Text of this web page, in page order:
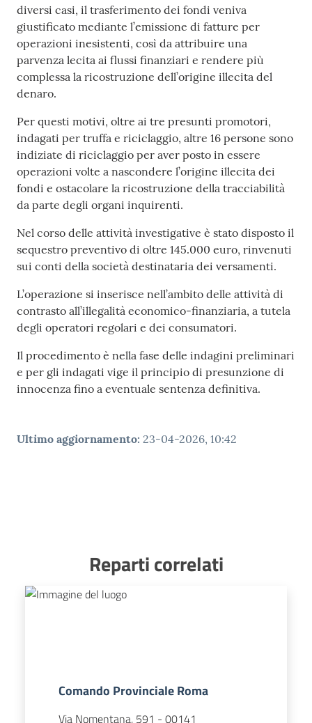
diversi casi, il trasferimento dei fondi veniva
giustificato mediante l’emissione di fatture per
operazioni inesistenti, così da attribuire una
parvenza lecita ai flussi finanziari e rendere più
complessa la ricostruzione dell’origine illecita del
denaro.
Per questi motivi, oltre ai tre presunti promotori,
indagati per truffa e riciclaggio, altre 16 persone sono
indiziate di riciclaggio per aver posto in essere
operazioni volte a nascondere l’origine illecita dei
fondi e ostacolare la ricostruzione della tracciabilità
da parte degli organi inquirenti.
Nel corso delle attività investigative è stato disposto il
sequestro preventivo di oltre 145.000 euro, rinvenuti
sui conti della società destinataria dei versamenti.
L’operazione si inserisce nell’ambito delle attività di
contrasto all’illegalità economico-finanziaria, a tutela
degli operatori regolari e dei consumatori.
Il procedimento è nella fase delle indagini preliminari
e per gli indagati vige il principio di presunzione di
innocenza fino a eventuale sentenza definitiva.
Ultimo aggiornamento: 23-04-2026, 10:42
Reparti correlati
Comando Provinciale Roma
Via Nomentana, 591 - 00141